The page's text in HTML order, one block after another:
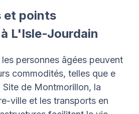
et points
L'Isle-Jourdain
personnes âgées peuvent
commodités, telles que e
de Montmorillon, la
ville et les transports en